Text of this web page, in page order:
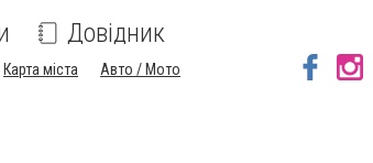
Довідник
Карта міста
Авто / Мото